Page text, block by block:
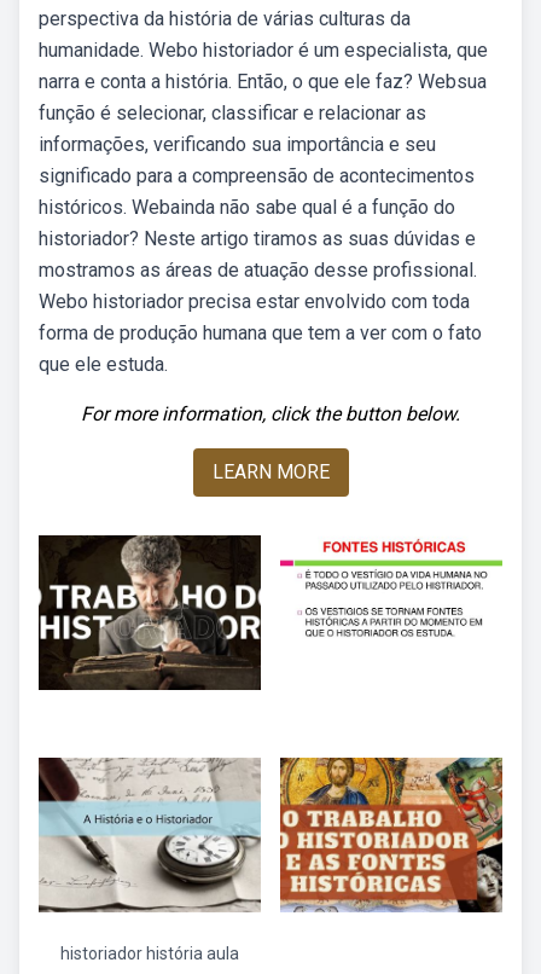
perspectiva da história de várias culturas da
humanidade. Webo historiador é um especialista, que
narra e conta a história. Então, o que ele faz? Websua
função é selecionar, classificar e relacionar as
informações, verificando sua importância e seu
significado para a compreensão de acontecimentos
históricos. Webainda não sabe qual é a função do
historiador? Neste artigo tiramos as suas dúvidas e
mostramos as áreas de atuação desse profissional.
Webo historiador precisa estar envolvido com toda
forma de produção humana que tem a ver com o fato
que ele estuda.
For more information, click the button below.
LEARN MORE
historiador história aula